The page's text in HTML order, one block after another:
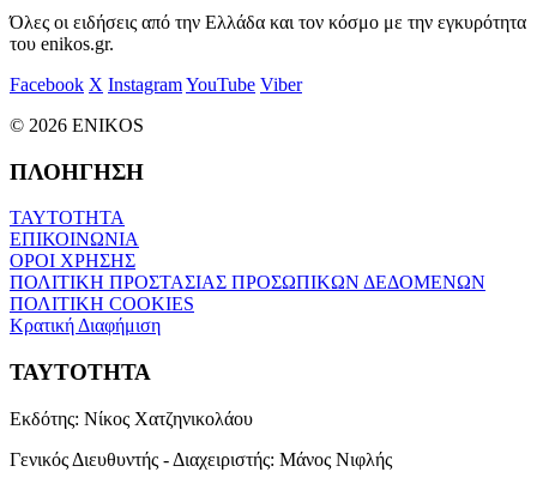
Όλες οι ειδήσεις από την Ελλάδα και τον κόσμο με την εγκυρότητα
του enikos.gr.
Facebook X InstagramYouTube Viber
© 2026 ENIKOS
ΠΛΟΗΓΗΣΗ
ΤΑΥΤΟΤΗΤΑ
ΕΠΙΚΟΙΝΩΝΙΑ
ΟΡΟΙ ΧΡΗΣΗΣ
ΠΟΛΙΤΙΚΗ ΠΡΟΣΤΑΣΙΑΣ ΠΡΟΣΩΠΙΚΩΝ ΔΕΔΟΜΕΝΩΝ
ΠΟΛΙΤΙΚΗ COOKIES
Κρατική Διαφήμιση
ΤΑΥΤΟΤΗΤΑ
Εκδότης: Νίκος Χατζηνικολάου
Γενικός Διευθυντής - Διαχειριστής: Μάνος Νιφλής